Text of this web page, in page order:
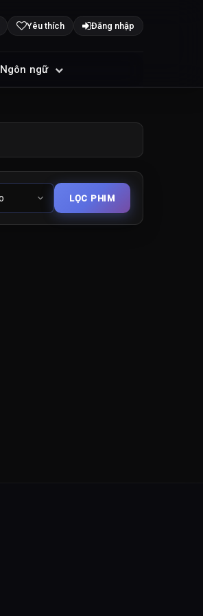
Yêu thích Đăng nhập
Ngôn ngữ